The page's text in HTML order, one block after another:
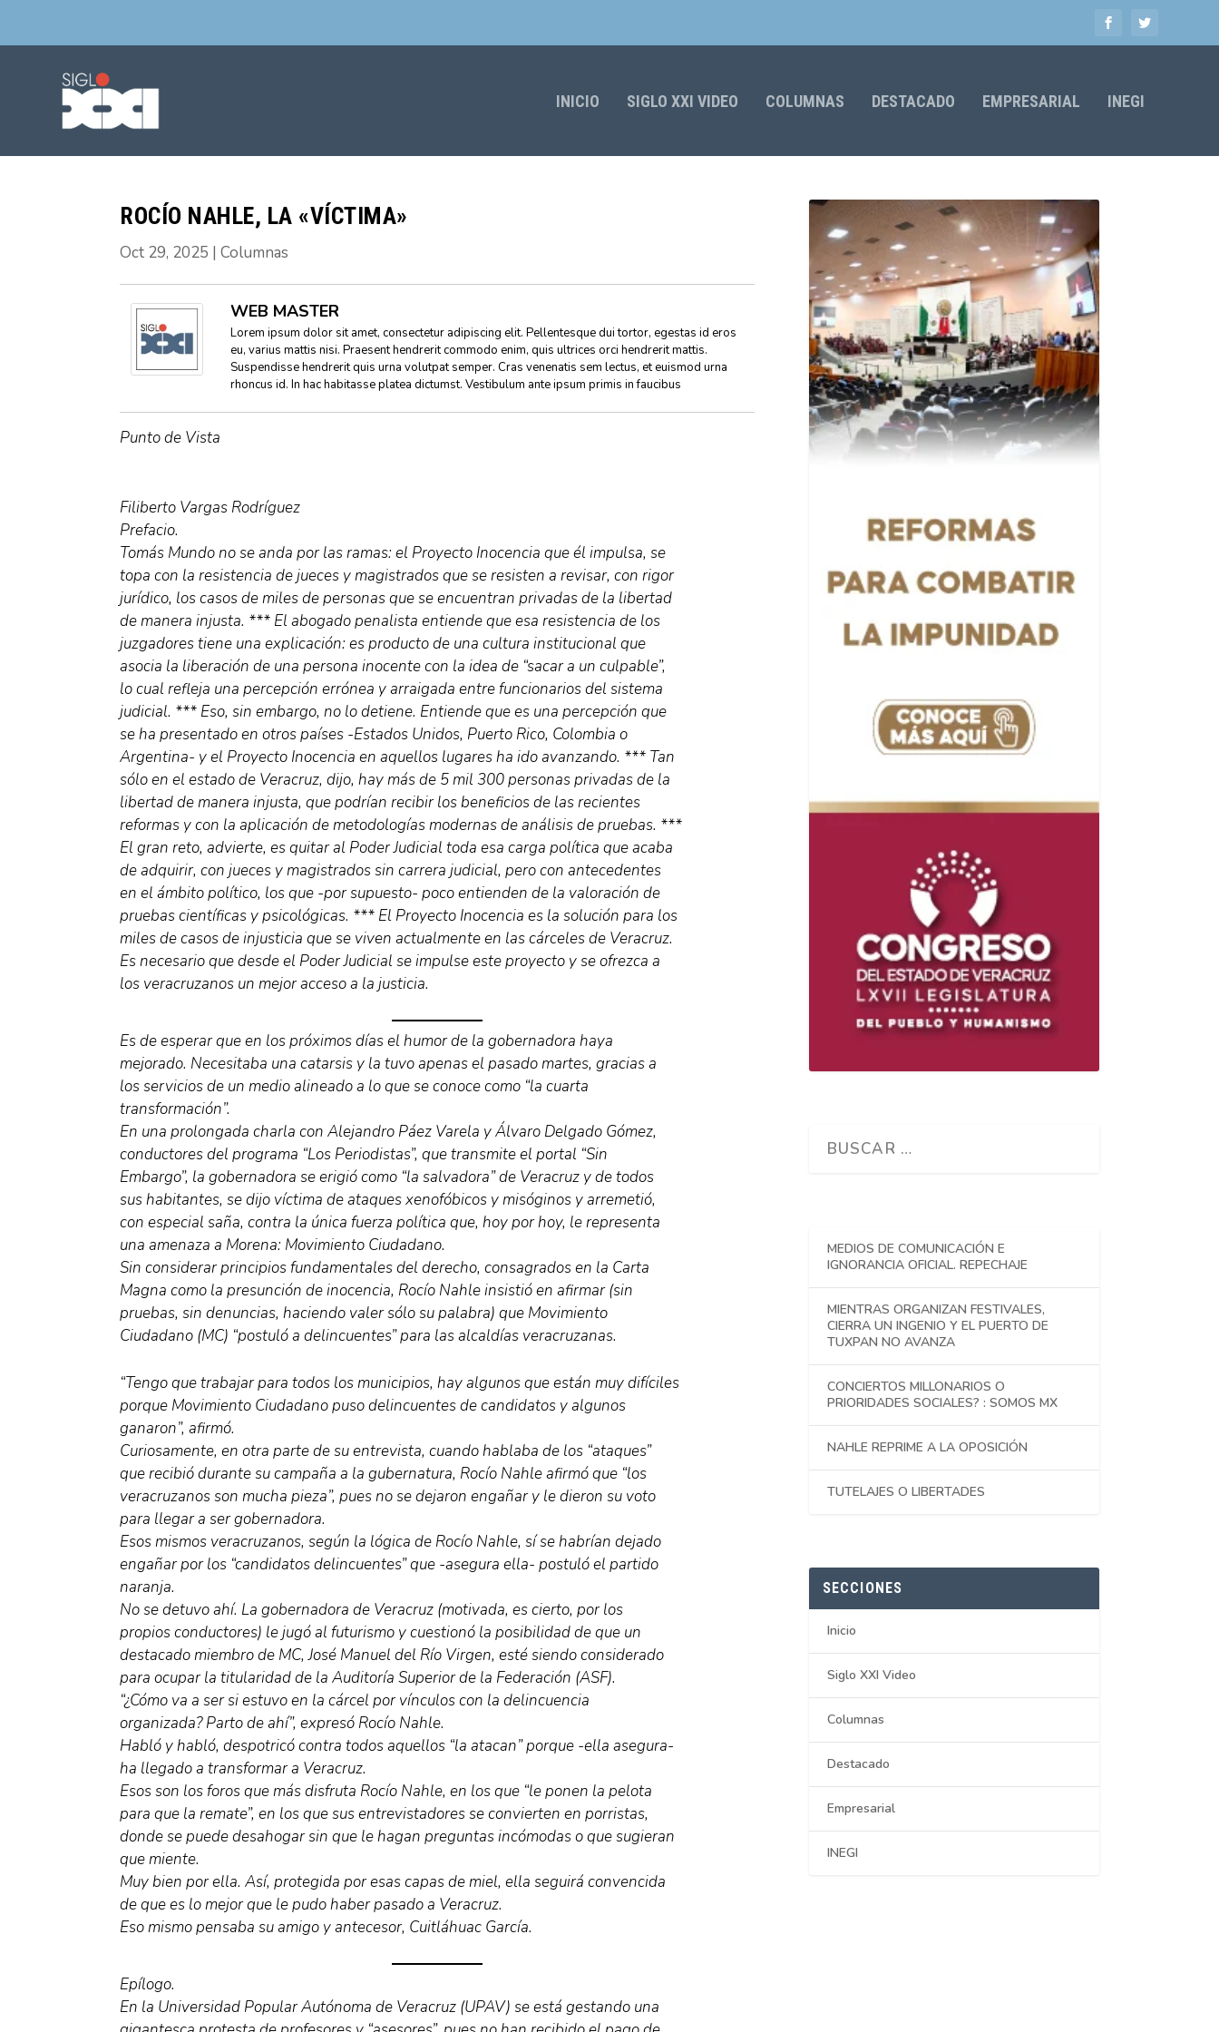
INICIO SIGLO XXI VIDEO COLUMNAS DESTACADO EMPRESARIAL INEGI
ROCÍO NAHLE, LA «VÍCTIMA»
Oct 29, 2025 | Columnas
WEB MASTER
Lorem ipsum dolor sit amet, consectetur adipiscing elit. Pellentesque dui tortor, egestas id eros
eu, varius mattis nisi. Praesent hendrerit commodo enim, quis ultrices orci hendrerit mattis.
Suspendisse hendrerit quis urna volutpat semper. Cras venenatis sem lectus, et euismod urna
rhoncus id. In hac habitasse platea dictumst. Vestibulum ante ipsum primis in faucibus
Punto de Vista
Filiberto Vargas Rodríguez
Prefacio.
Tomás Mundo no se anda por las ramas: el Proyecto Inocencia que él impulsa, se
topa con la resistencia de jueces y magistrados que se resisten a revisar, con rigor
jurídico, los casos de miles de personas que se encuentran privadas de la libertad
de manera injusta. *** El abogado penalista entiende que esa resistencia de los
juzgadores tiene una explicación: es producto de una cultura institucional que
asocia la liberación de una persona inocente con la idea de “sacar a un culpable”,
lo cual refleja una percepción errónea y arraigada entre funcionarios del sistema
judicial. *** Eso, sin embargo, no lo detiene. Entiende que es una percepción que
se ha presentado en otros países -Estados Unidos, Puerto Rico, Colombia o
Argentina- y el Proyecto Inocencia en aquellos lugares ha ido avanzando. *** Tan
sólo en el estado de Veracruz, dijo, hay más de 5 mil 300 personas privadas de la
libertad de manera injusta, que podrían recibir los beneficios de las recientes
reformas y con la aplicación de metodologías modernas de análisis de pruebas. ***
El gran reto, advierte, es quitar al Poder Judicial toda esa carga política que acaba
de adquirir, con jueces y magistrados sin carrera judicial, pero con antecedentes
en el ámbito político, los que -por supuesto- poco entienden de la valoración de
pruebas científicas y psicológicas. *** El Proyecto Inocencia es la solución para los
miles de casos de injusticia que se viven actualmente en las cárceles de Veracruz.
Es necesario que desde el Poder Judicial se impulse este proyecto y se ofrezca a
los veracruzanos un mejor acceso a la justicia.
Es de esperar que en los próximos días el humor de la gobernadora haya
mejorado. Necesitaba una catarsis y la tuvo apenas el pasado martes, gracias a
los servicios de un medio alineado a lo que se conoce como “la cuarta
transformación”.
En una prolongada charla con Alejandro Páez Varela y Álvaro Delgado Gómez,
conductores del programa “Los Periodistas”, que transmite el portal “Sin
Embargo”, la gobernadora se erigió como “la salvadora” de Veracruz y de todos
sus habitantes, se dijo víctima de ataques xenofóbicos y misóginos y arremetió,
con especial saña, contra la única fuerza política que, hoy por hoy, le representa
una amenaza a Morena: Movimiento Ciudadano.
Sin considerar principios fundamentales del derecho, consagrados en la Carta
Magna como la presunción de inocencia, Rocío Nahle insistió en afirmar (sin
pruebas, sin denuncias, haciendo valer sólo su palabra) que Movimiento
Ciudadano (MC) “postuló a delincuentes” para las alcaldías veracruzanas.
“Tengo que trabajar para todos los municipios, hay algunos que están muy difíciles
porque Movimiento Ciudadano puso delincuentes de candidatos y algunos
ganaron”, afirmó.
Curiosamente, en otra parte de su entrevista, cuando hablaba de los “ataques”
que recibió durante su campaña a la gubernatura, Rocío Nahle afirmó que “los
veracruzanos son mucha pieza”, pues no se dejaron engañar y le dieron su voto
para llegar a ser gobernadora.
Esos mismos veracruzanos, según la lógica de Rocío Nahle, sí se habrían dejado
engañar por los “candidatos delincuentes” que -asegura ella- postuló el partido
naranja.
No se detuvo ahí. La gobernadora de Veracruz (motivada, es cierto, por los
propios conductores) le jugó al futurismo y cuestionó la posibilidad de que un
destacado miembro de MC, José Manuel del Río Virgen, esté siendo considerado
para ocupar la titularidad de la Auditoría Superior de la Federación (ASF).
“¿Cómo va a ser si estuvo en la cárcel por vínculos con la delincuencia
organizada? Parto de ahí”, expresó Rocío Nahle.
Habló y habló, despotricó contra todos aquellos “la atacan” porque -ella asegura-
ha llegado a transformar a Veracruz.
Esos son los foros que más disfruta Rocío Nahle, en los que “le ponen la pelota
para que la remate”, en los que sus entrevistadores se convierten en porristas,
donde se puede desahogar sin que le hagan preguntas incómodas o que sugieran
que miente.
Muy bien por ella. Así, protegida por esas capas de miel, ella seguirá convencida
de que es lo mejor que le pudo haber pasado a Veracruz.
Eso mismo pensaba su amigo y antecesor, Cuitláhuac García.
Epílogo.
En la Universidad Popular Autónoma de Veracruz (UPAV) se está gestando una
MEDIOS DE COMUNICACIÓN E
IGNORANCIA OFICIAL. REPECHAJE
MIENTRAS ORGANIZAN FESTIVALES,
CIERRA UN INGENIO Y EL PUERTO DE
TUXPAN NO AVANZA
CONCIERTOS MILLONARIOS O
PRIORIDADES SOCIALES? : SOMOS MX
NAHLE REPRIME A LA OPOSICIÓN
TUTELAJES O LIBERTADES
SECCIONES
Inicio
Siglo XXI Video
Columnas
Destacado
Empresarial
INEGI